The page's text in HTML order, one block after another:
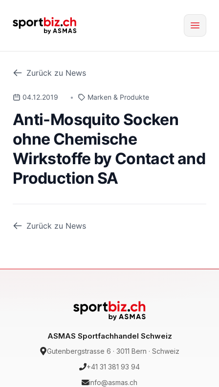
Zurück zu News
04.12.2019 • Marken & Produkte
Anti-Mosquito Socken
ohne Chemische
Wirkstoffe by Contact and
Production SA
Zurück zu News
ASMAS Sportfachhandel Schweiz
Gutenbergstrasse 6 · 3011 Bern · Schweiz
+41 31 381 93 94
info@asmas.ch